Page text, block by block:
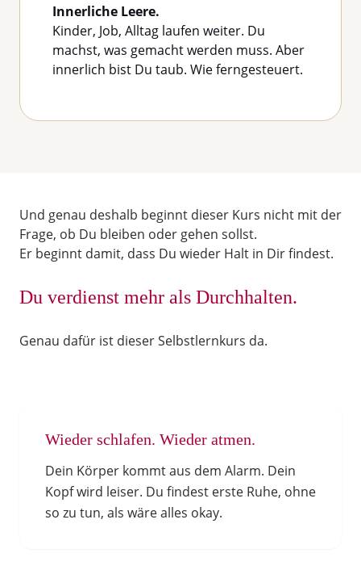
Innerliche Leere.
Kinder, Job, Alltag laufen weiter. Du
machst, was gemacht werden muss. Aber
innerlich bist Du taub. Wie ferngesteuert.
Und genau deshalb beginnt dieser Kurs nicht mit der
Frage, ob Du bleiben oder gehen sollst.
Er beginnt damit, dass Du wieder Halt in Dir findest.
Du verdienst mehr als Durchhalten.
Genau dafür ist dieser Selbstlernkurs da.
Wieder schlafen. Wieder atmen.
Dein Körper kommt aus dem Alarm. Dein
Kopf wird leiser. Du findest erste Ruhe, ohne
so zu tun, als wäre alles okay.